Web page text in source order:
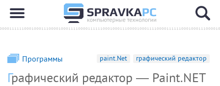
Программы paint.Net графический редактор
Графический редактор — Paint.NET